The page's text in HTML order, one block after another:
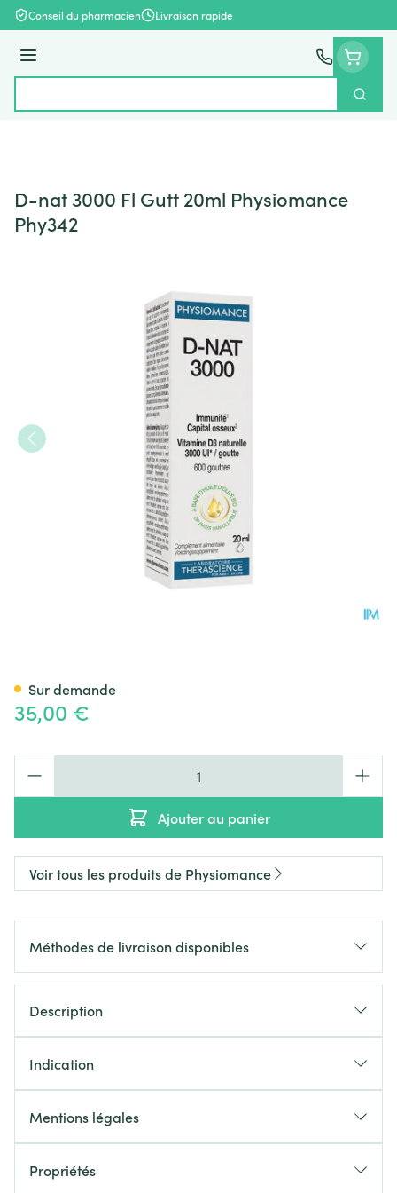
Aller au contenu
Conseil du pharmacien Livraison rapide
Menu
D-nat 3000 Fl Gutt 20ml Physiomance
Phy342
35,00 €
Ajouter au panier
Sur demande
Voir tous les produits de Physiomance
Méthodes de livraison disponibles
Description
Indication
Mentions légales
Propriétés